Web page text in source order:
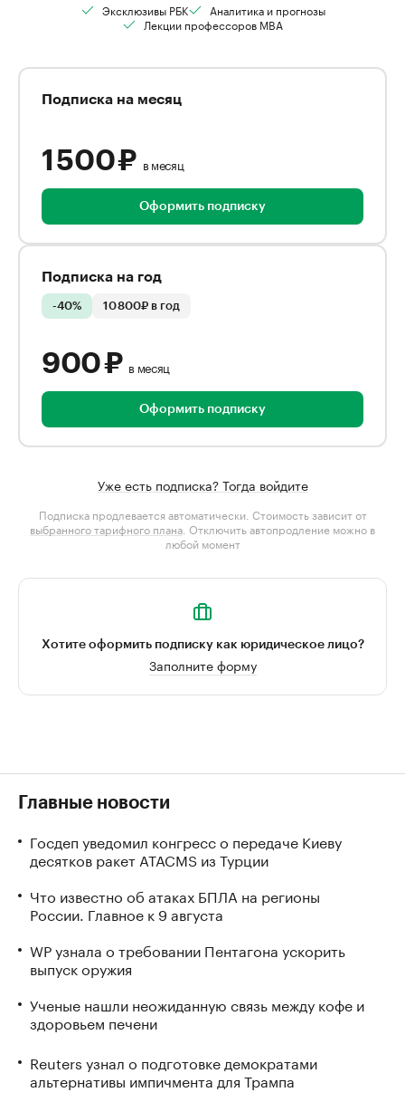
Эксклюзивы РБК
Аналитика и прогнозы
Лекции профессоров MBA
Подписка на месяц
1 500 ₽ в месяц
Оформить подписку
Подписка на год
-40% 10 800₽ в год
900 ₽ в месяц
Оформить подписку
Уже есть подписка? Тогда войдите
Подписка продлевается автоматически. Стоимость зависит от
выбранного тарифного плана . Отключить автопродление можно в
любой момент
Хотите оформить подписку как юридическое лицо?
Заполните форму
Главные новости
Госдеп уведомил конгресс о передаче Киеву
десятков ракет ATACMS из Турции
Что известно об атаках БПЛА на регионы
России. Главное к 9 августа
WP узнала о требовании Пентагона ускорить
выпуск оружия
Ученые нашли неожиданную связь между кофе и
здоровьем печени
Reuters узнал о подготовке демократами
альтернативы импичмента для Трампа